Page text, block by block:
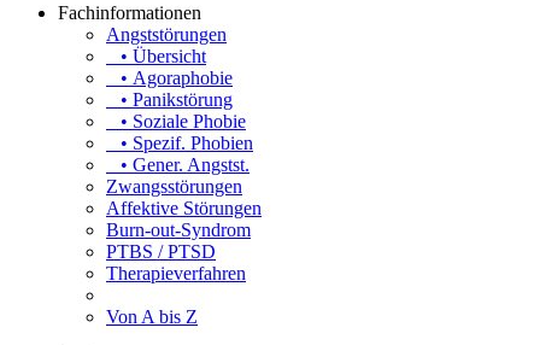
Fachinformationen
Angststörungen
• Übersicht
• Agoraphobie
• Panikstörung
• Soziale Phobie
• Spezif. Phobien
• Gener. Angstst.
Zwangsstörungen
Affektive Störungen
Burn-out-Syndrom
PTBS / PTSD
Therapieverfahren
Von A bis Z